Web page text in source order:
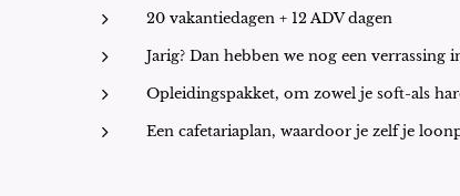
20 vakantiedagen + 12 ADV dagen
Jarig? Dan hebben we nog een
Opleidingspakket, om zowel je soft-als
Een cafetariaplan, waardoor je zelf je